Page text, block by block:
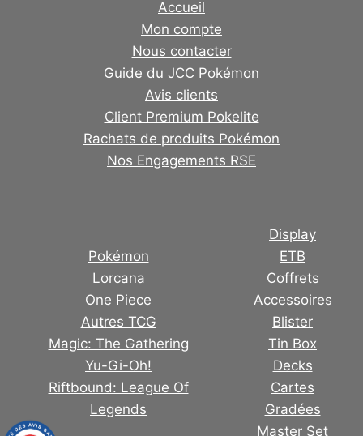
Accueil
Mon compte
Nous contacter
Guide du JCC Pokémon
Avis clients
Client Premium Pokelite
Rachats de produits Pokémon
Nos Engagements RSE
Pokémon
Lorcana
One Piece
Autres TCG
Magic: The Gathering
Yu-Gi-Oh!
Riftbound: League Of
Legends
Display
ETB
Coffrets
Accessoires
Blister
Tin Box
Decks
Cartes
Gradées
Master Set